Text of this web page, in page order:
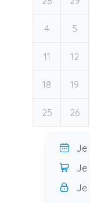
4 5
11 12
18 19
25 26
Je
Je
Je